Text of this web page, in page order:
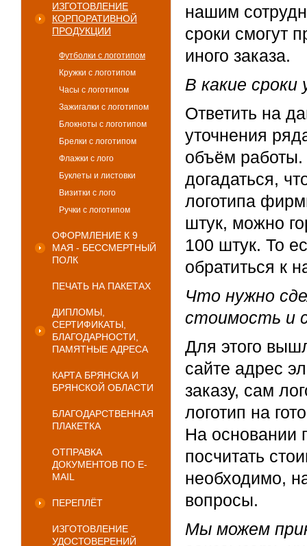
ИЗГОТОВЛЕНИЕ
КОРПОРАТИВНОЙ
ПРОДУКЦИИ
Футболки с логотипом
Кружки с логотипом
Часы с логотипом
Зажигалки с логотипом
Блокноты с логотипом
Брелки с логотипом
Флажки с лого
Буклеты и листовки
Визитки с лого
Ручки с логотипом
ОФОРМЛЕНИЕ К 9
МАЯ - БЕССМЕРТНЫЙ
ПОЛК
ПЕЧАТЬ НА ПАКЕТАХ
ДИПЛОМЫ,
СЕРТИФИКАТЫ,
БЛАГОДАРНОСТИ,
ПАМЯТНЫЕ АДРЕСА
КАРТА БРЯНСКА И
БРЯНСКОЙ ОБЛАСТИ
БЛАГОДАРСТВЕННАЯ
ПЛАКЕТКА
ОТПРАВКА
ДОКУМЕНТОВ ПО E-
MAIL
ПЕРЕПЛЁТ
ИЗГОТОВЛЕНИЕ
УДОСТОВЕРЕНИЙ
нашим
сроки смогут
иного заказа.
В какие
Ответить на
уточнения
объём
догадаться,
логотипа
штук, можно
100 штук. То
обратиться к
Что нужно
стоимость и
Для этого
сайте адрес
заказу, сам
логотип на
На
посчитать
необходимо,
вопросы.
Мы можем